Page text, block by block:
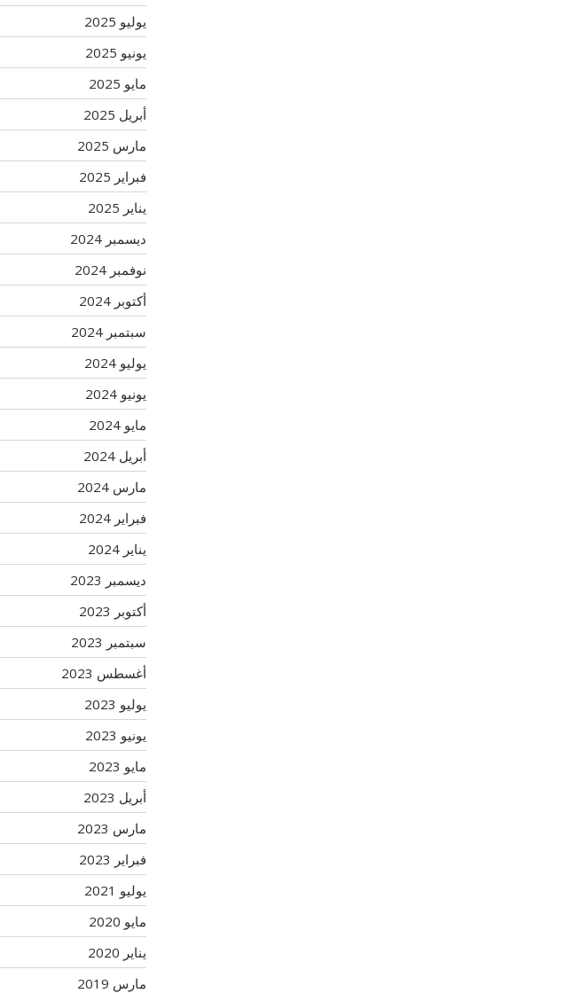
يوليو 2025
يونيو 2025
مايو 2025
أبريل 2025
مارس 2025
فبراير 2025
يناير 2025
ديسمبر 2024
نوفمبر 2024
أكتوبر 2024
سبتمبر 2024
يوليو 2024
يونيو 2024
مايو 2024
أبريل 2024
مارس 2024
فبراير 2024
يناير 2024
ديسمبر 2023
أكتوبر 2023
سبتمبر 2023
أغسطس 2023
يوليو 2023
يونيو 2023
مايو 2023
أبريل 2023
مارس 2023
فبراير 2023
يوليو 2021
مايو 2020
يناير 2020
مارس 2019